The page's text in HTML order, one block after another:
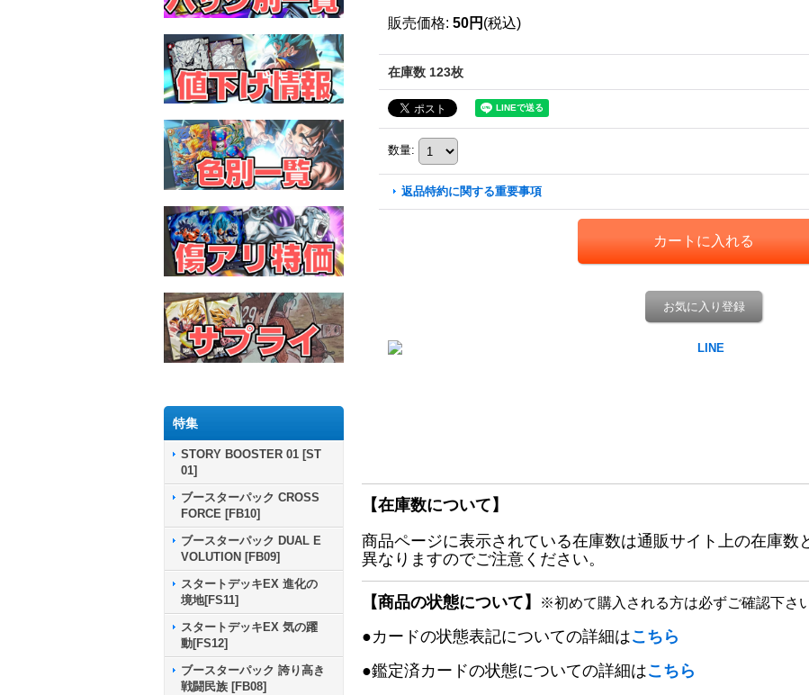
特集
STORY BOOSTER 01 [ST
01]
ブースターパック CROSS
FORCE [FB10]
ブースターパック DUAL E
VOLUTION [FB09]
スタートデッキEX 進化の
境地[FS11]
スタートデッキEX 気の躍
動[FS12]
ブースターパック 誇り高き
戦闘民族 [FB08]
販売価格: 50円 (税込)
在庫数 123枚
数量:
返品特約に関する重要事項
お気に入り登録
【在庫数について】
商品ページに表示されている在庫数は通販サイト上の在庫数
異なりますのでご注意ください。
【商品の状態について】 ※初めて購入される方は必ずご確認下さい
●カードの状態表記についての詳細はこちら
●鑑定済カードの状態についての詳細はこちら